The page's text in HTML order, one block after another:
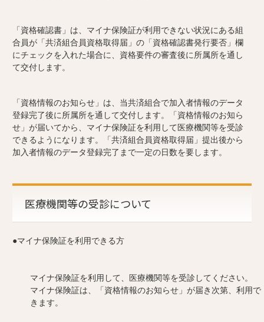
「資格確認書」は、マイナ保険証が利用できない状況にある組
合員が「共済組合員資格取得届」の「資格確認書発行要否」欄
にチェックを入れた場合に、資格要件の審査後に所属所を通し
て交付します。
「資格情報のお知らせ」は、当共済組合で加入者情報のデータ
登録完了後に所属所を通して交付します。「資格情報のお知ら
せ」が届いてから、マイナ保険証を利用して医療機関等を受診
できるようになります。「共済組合員資格取得届」提出後から
加入者情報のデータ登録完了まで一定の日数を要します。
医療機関等の受診について
●マイナ保険証を利用できる方
マイナ保険証を利用して、医療機関等を受診してください。
マイナ保険証は、「資格情報のお知らせ」が届き次第、利用で
きます。